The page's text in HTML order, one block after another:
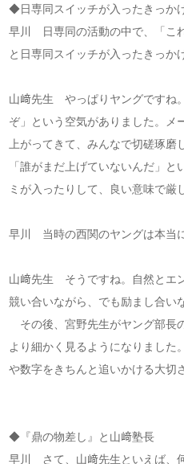
◆日専同スイッチが入ったきっか
早川 日専同の活動の中で、「こ
と日専同スイッチが入ったきっか
山﨑先生 やっぱりヤングですね
ぞ」という空気がありました。メ
上がってきて、みんなで切磋琢磨
「誰がまだ上げていないんだ」
ミが入ったりして、良い意味で厳
早川 当時の西関のヤングは本当
山﨑先生 そうですね。自然とエ
競い合いながら、でも励まし合い
その後、宮野先生がヤング部長
より細かく見るようになりました
や数字をきちんと追いかける大切
◆『鼎の物差し』と山﨑塾長
早川 さて、山﨑先生といえば、